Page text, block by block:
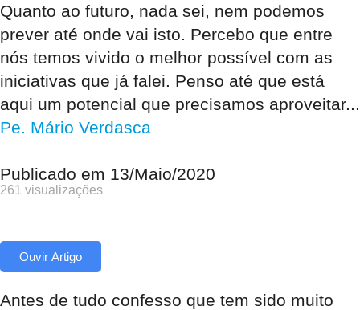
Quanto ao futuro, nada sei, nem podemos
prever até onde vai isto. Percebo que entre
nós temos vivido o melhor possível com as
iniciativas que já falei. Penso até que está
aqui um potencial que precisamos aproveitar...
Pe. Mário Verdasca
Publicado em 13/Maio/2020
261 visualizações
Ouvir Artigo
Antes de tudo confesso que tem sido muito